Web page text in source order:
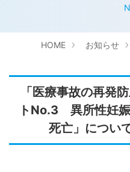
HOME お知らせ
「医療事故の再発
トNo.3 異所性妊
死亡」につい